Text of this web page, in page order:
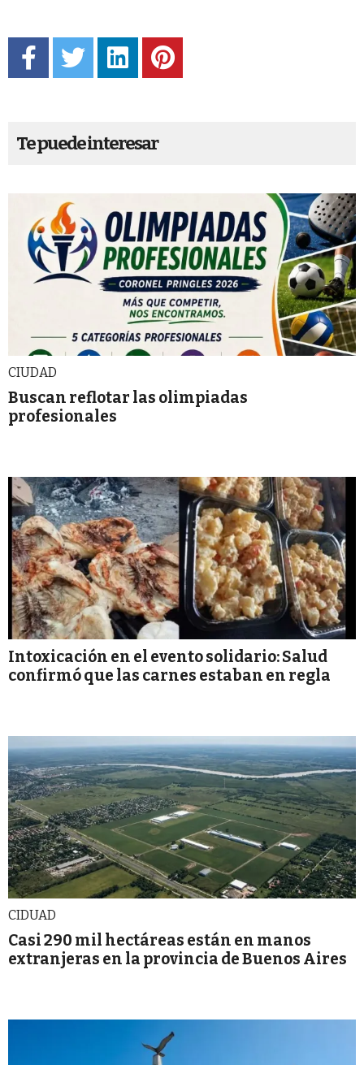
Te puede interesar
CIUDAD
Buscan reflotar las olimpiadas
profesionales
Intoxicación en el evento solidario: Salud
confirmó que las carnes estaban en regla
CIDUAD
Casi 290 mil hectáreas están en manos
extranjeras en la provincia de Buenos Aires